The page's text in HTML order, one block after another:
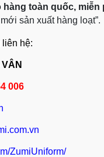
toàn quốc, miễn
sản xuất hàng loạt”.
hệ:
006
ZumiUniform/